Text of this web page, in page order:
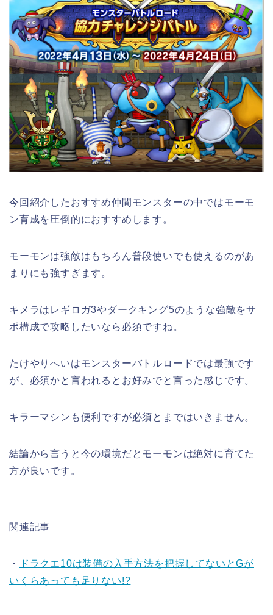
今回紹介したおすすめ仲間モンスターの中ではモーモ
ン育成を圧倒的におすすめします。
モーモンは強敵はもちろん普段使いでも使えるのがあ
まりにも強すぎます。
キメラはレギロガ3やダークキング5のような強敵をサ
ポ構成で攻略したいなら必須ですね。
たけやりへいはモンスターバトルロードでは最強です
が、必須かと言われるとお好みでと言った感じです。
キラーマシンも便利ですが必須とまではいきません。
結論から言うと今の環境だとモーモンは絶対に育てた
方が良いです。
関連記事
・
ドラクエ10は装備の入手方法を把握してないとGが
いくらあっても足りない!?